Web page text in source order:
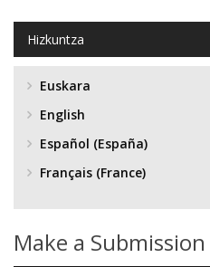
Hizkuntza
Euskara
English
Español (España)
Français (France)
Make a Submission